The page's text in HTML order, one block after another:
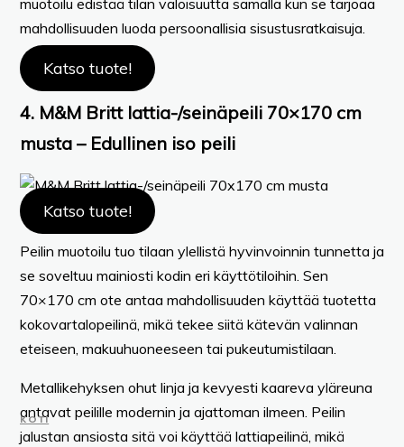
KOTI
muotoilu edistää tilan valoisuutta samalla kun se tarjoaa
mahdollisuuden luoda persoonallisia sisustusratkaisuja.
Katso tuote!
4. M&M Britt lattia-/seinäpeili 70×170 cm
musta – Edullinen iso peili
Katso tuote!
Peilin muotoilu tuo tilaan ylellistä hyvinvoinnin tunnetta ja
se soveltuu mainiosti kodin eri käyttötiloihin. Sen
70×170 cm ote antaa mahdollisuuden käyttää tuotetta
kokovartalopeilinä, mikä tekee siitä kätevän valinnan
eteiseen, makuuhuoneeseen tai pukeutumistilaan.
Metallikehyksen ohut linja ja kevyesti kaareva yläreuna
antavat peilille modernin ja ajattoman ilmeen. Peilin
jalustan ansiosta sitä voi käyttää lattiapeilinä, mikä